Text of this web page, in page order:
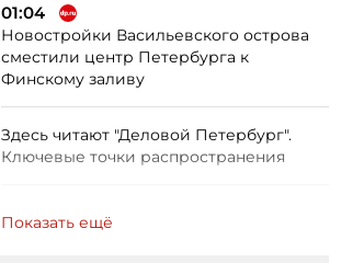
01:04
Новостройки Васильевского острова
сместили центр Петербурга к
Финскому заливу
Здесь читают "Деловой Петербург".
Ключевые точки распространения
Показать ещё